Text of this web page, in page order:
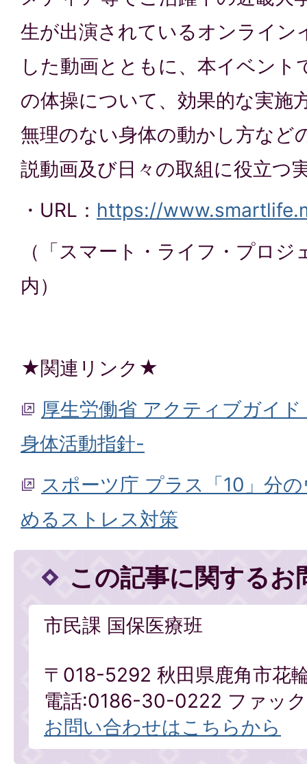
生が出演されているオンライン
した動画とともに、本イベント
の体操について、効果的な実施
無理のない身体の動かし方など
説動画及び日々の取組に役立つ
・URL： https://
（「スマート・ライフ・プロ
内）
★関連リンク★
厚生労働省 アクティブガイ
身体活動指針-
スポーツ庁 プラス「10」分
めるストレス対策
この記事に関するお
市民課 国保医療班
〒018-5292 秋田県鹿角市花
電話:0186-30-0222 ファッ
お問い合わせはこちらから